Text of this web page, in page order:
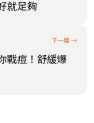
就足夠
戰痘！舒緩爆